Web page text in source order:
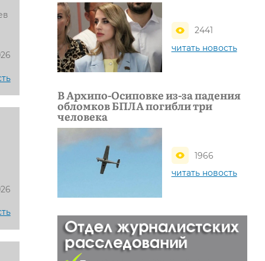
2441
читать новость
В Архипо-Осиповке из-за падения
обломков БПЛА погибли три
человека
1966
читать новость